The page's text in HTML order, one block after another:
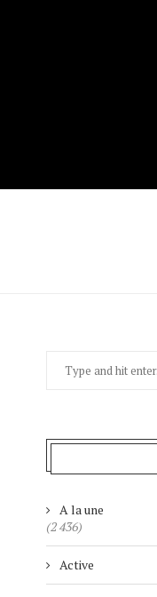
A la une
(2 436)
Active